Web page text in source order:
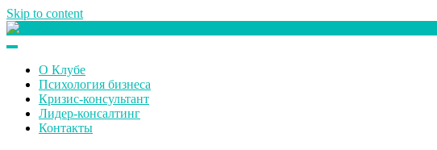
Skip to content
О Клубе
Психология бизнеса
Кризис-консультант
Лидер-консалтинг
Контакты